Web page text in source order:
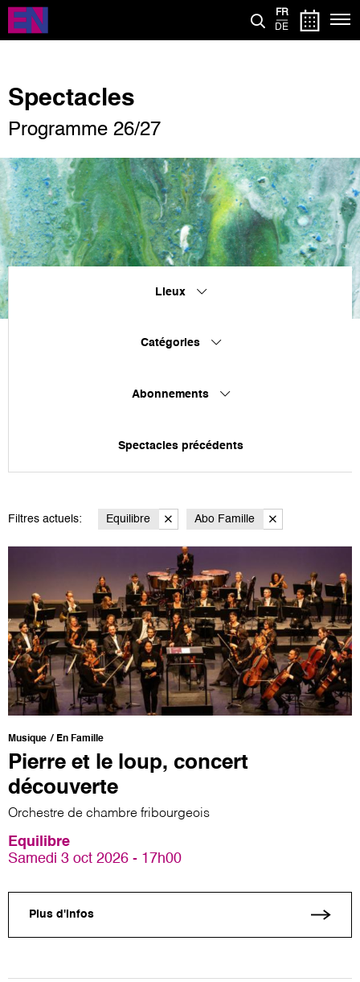
Aller
contenu
FR
DE
Spectacles
Programme 26/27
Lieux
Catégories
Abonnements
Spectacles précédents
Filtres actuels: Equilibre Abo Famille
Musique En Famille
Pierre et le loup, concert
découverte
Orchestre de chambre fribourgeois
Equilibre
Samedi 3 oct 2026 - 17h00
Plus d'infos